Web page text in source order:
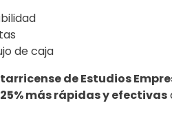
de caja
de Estudios
más rápidas y efectivas